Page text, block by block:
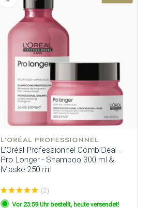
L'ORÉAL PROFESSIONNEL
L’Oréal Professionnel CombiDeal -
Pro Longer - Shampoo 300 ml &
Maske 250 ml
(2)
Vor 23:59 Uhr bestellt, heute versendet!